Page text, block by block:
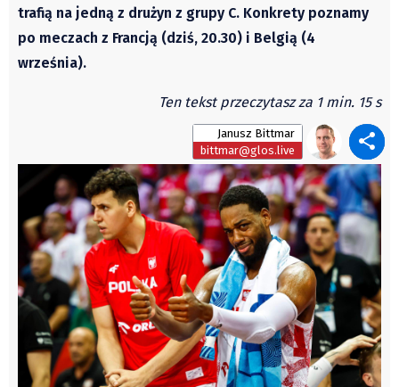
Redaktorzy
Napisz artykuł
Zamów prenumeratę
OGÓLNE WARUNKI HANDLOWE
Všeobecné obchodní podmínky
Wiadomości
Region
Czechy
Polska
Świat
Kongres Polaków
Sejmiki Gminne 2024
trafią na jedną z drużyn z grupy C. Konkrety poznamy
po meczach z Francją (dziś, 20.30) i Belgią (4
września).
Ten tekst przeczytasz za 1 min. 15 s
Janusz Bittmar
bittmar@glos.live